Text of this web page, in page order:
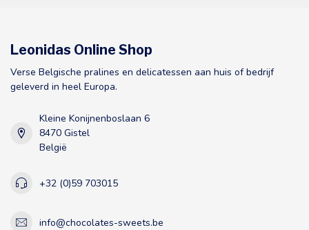
Leonidas Online Shop
Verse Belgische pralines en delicatessen aan huis of bedrijf
geleverd in heel Europa.
Kleine Konijnenboslaan 6
8470 Gistel
België
+32 (0)59 703015
info@chocolates-sweets.be